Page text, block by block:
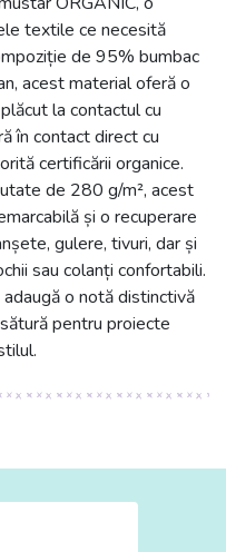
textile ce necesită
de 95% bumbac
acest material oferă o
la contactul cu
în contact direct cu
certificării organice.
de 280 g/m², acest
și o recuperare
gulere, tivuri, dar și
sau colanți confortabili.
o notă distinctivă
pentru proiecte